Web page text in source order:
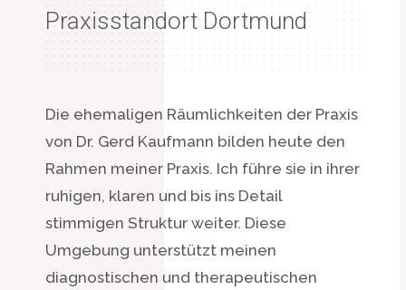
Praxisstandort Dortmund
Die ehemaligen Räumlichkeiten der Praxis
von Dr. Gerd Kaufmann bilden heute den
Rahmen meiner Praxis. Ich führe sie in ihrer
ruhigen, klaren und bis ins Detail
stimmigen Struktur weiter. Diese
Umgebung unterstützt meinen
diagnostischen und therapeutischen